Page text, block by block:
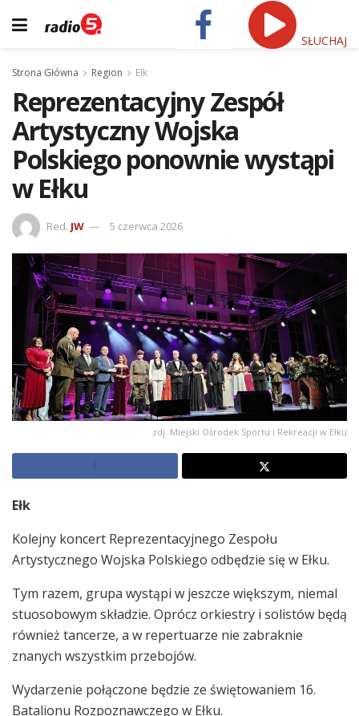
SŁUCHAJ
Strona Główna Region Ełk
Reprezentacyjny Zespół
Artystyczny Wojska
Polskiego ponownie wystąpi
w Ełku
Red. JW 5 czerwca 2026
zdj. Miejski Ośrodek Sportu i Rekreacji w Ełku
Ełk
Kolejny koncert Reprezentacyjnego Zespołu
Artystycznego Wojska Polskiego odbędzie się w Ełku.
Tym razem, grupa wystąpi w jeszcze większym, niemal
stuosobowym składzie. Oprócz orkiestry i solistów będą
również tancerze, a w repertuarze nie zabraknie
znanych wszystkim przebojów.
Wydarzenie połączone będzie ze świętowaniem 16.
Batalionu Rozpoznawczego w Ełku.